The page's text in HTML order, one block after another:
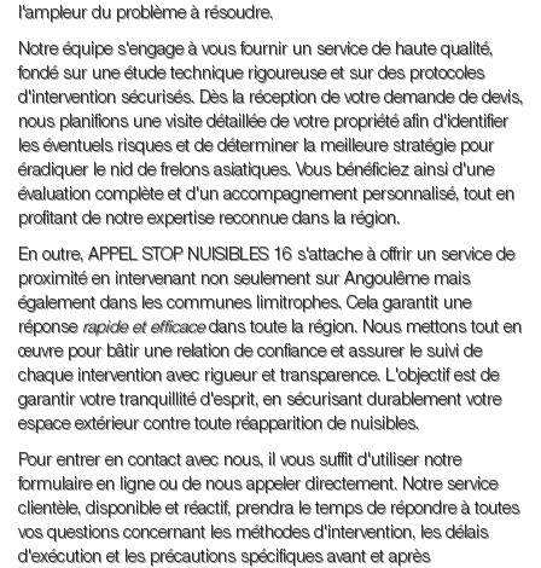
l'ampleur du problème à résoudre.
Notre équipe s'engage à vous fournir un service de haute qualité,
fondé sur une étude technique rigoureuse et sur des protocoles
d'intervention sécurisés. Dès la réception de votre demande de devis,
nous planifions une visite détaillée de votre propriété afin d'identifier
les éventuels risques et de déterminer la meilleure stratégie pour
éradiquer le nid de frelons asiatiques. Vous bénéficiez ainsi d'une
évaluation complète et d'un accompagnement personnalisé, tout en
profitant de notre expertise reconnue dans la région.
En outre, APPEL STOP NUISIBLES 16 s'attache à offrir un service de
proximité en intervenant non seulement sur Angoulême mais
également dans les communes limitrophes. Cela garantit une
réponse rapide et efficacedans toute la région. Nous mettons tout en
œuvre pour bâtir une relation de confiance et assurer le suivi de
chaque intervention avec rigueur et transparence. L'objectif est de
garantir votre tranquillité d'esprit, en sécurisant durablement votre
espace extérieur contre toute réapparition de nuisibles.
Pour entrer en contact avec nous, il vous suffit d'utiliser notre
formulaire en ligne ou de nous appeler directement. Notre service
clientèle, disponible et réactif, prendra le temps de répondre à toutes
vos questions concernant les méthodes d'intervention, les délais
d'exécution et les précautions spécifiques avant et après